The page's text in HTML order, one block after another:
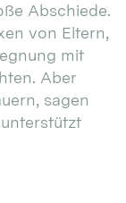
Abschiede.
von Eltern,
mit
Aber
sagen